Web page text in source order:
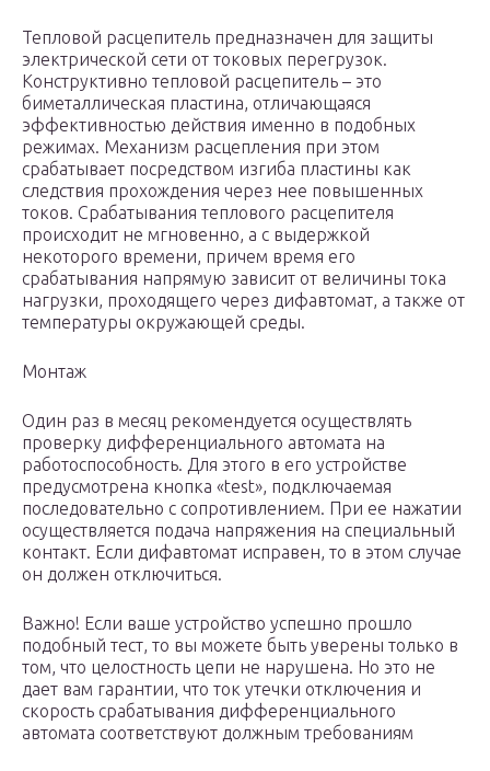
Тепловой расцепитель предназначен для защиты
электрической сети от токовых перегрузок.
Конструктивно тепловой расцепитель – это
биметаллическая пластина, отличающаяся
эффективностью действия именно в подобных
режимах. Механизм расцепления при этом
срабатывает посредством изгиба пластины как
следствия прохождения через нее повышенных
токов. Срабатывания теплового расцепителя
происходит не мгновенно, а с выдержкой
некоторого времени, причем время его
срабатывания напрямую зависит от величины тока
нагрузки, проходящего через дифавтомат, а также от
температуры окружающей среды.
Монтаж
Один раз в месяц рекомендуется осуществлять
проверку дифференциального автомата на
работоспособность. Для этого в его устройстве
предусмотрена кнопка «test», подключаемая
последовательно с сопротивлением. При ее нажатии
осуществляется подача напряжения на специальный
контакт. Если дифавтомат исправен, то в этом случае
он должен отключиться.
Важно! Если ваше устройство успешно прошло
подобный тест, то вы можете быть уверены только в
том, что целостность цепи не нарушена. Но это не
дает вам гарантии, что ток утечки отключения и
скорость срабатывания дифференциального
автомата соответствуют должным требованиям